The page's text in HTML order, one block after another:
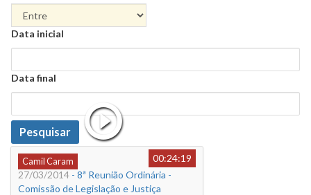
Data
Data inicial
Data
Data final
Data
Pesquisar
Camil Caram
00:24:19
27/03/2014 - 8ª Reunião Ordinária -
Comissão de Legislação e Justiça